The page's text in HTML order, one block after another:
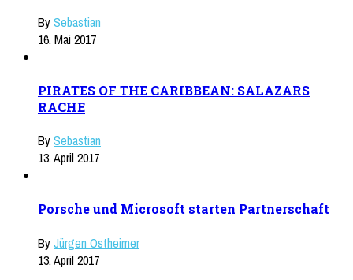
BySebastian
16. Mai 2017
PIRATES OF THE CARIBBEAN: SALAZARS
RACHE
BySebastian
13. April 2017
Porsche und Microsoft starten Partnerschaft
ByJürgen Ostheimer
13. April 2017